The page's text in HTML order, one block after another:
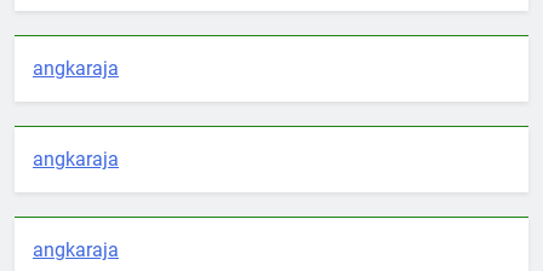
angkaraja
angkaraja
angkaraja